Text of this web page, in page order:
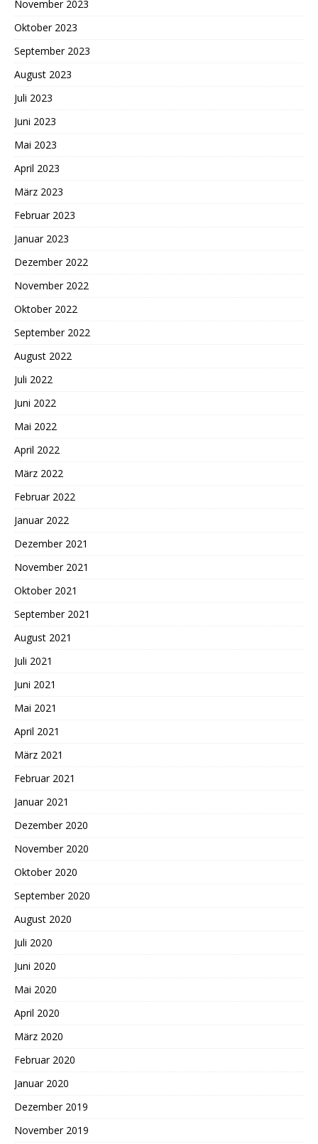
November 2023
Oktober 2023
September 2023
August 2023
Juli 2023
Juni 2023
Mai 2023
April 2023
März 2023
Februar 2023
Januar 2023
Dezember 2022
November 2022
Oktober 2022
September 2022
August 2022
Juli 2022
Juni 2022
Mai 2022
April 2022
März 2022
Februar 2022
Januar 2022
Dezember 2021
November 2021
Oktober 2021
September 2021
August 2021
Juli 2021
Juni 2021
Mai 2021
April 2021
März 2021
Februar 2021
Januar 2021
Dezember 2020
November 2020
Oktober 2020
September 2020
August 2020
Juli 2020
Juni 2020
Mai 2020
April 2020
März 2020
Februar 2020
Januar 2020
Dezember 2019
November 2019